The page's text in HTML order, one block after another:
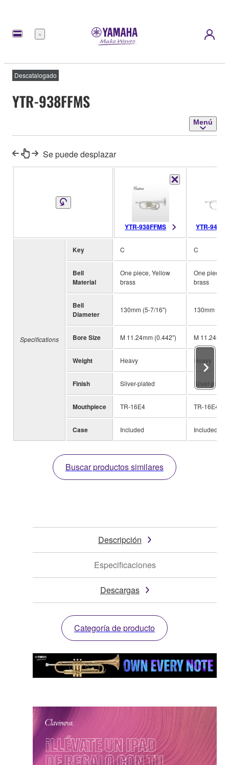
Menú
Descatalogado
YTR-938FFMS
Menú
Se puede desplazar
YTR-938FFMS YTR-
Specifications
Key C C
Bell
Material
One piece, Yellow
brass
One piece,
brass
Bell
Diameter
130mm (5-7/16") 130mm (5-
Bore Size M 11.24mm (0.442") M 11.24mm
Weight Heavy Heavy
Finish Silver-plated Silver-plated
Mouthpiece TR-16E4 TR-16E4
Case Included Included
Buscar productos similares
Descripción
Especificaciones
Descargas
Categoría de producto